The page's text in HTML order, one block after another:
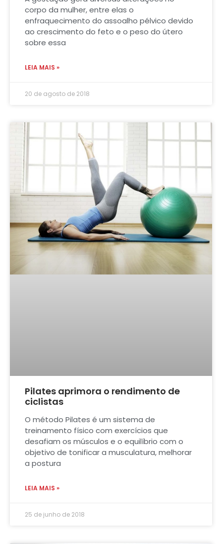
corpo da mulher, entre elas o
enfraquecimento do assoalho pélvico devido
ao crescimento do feto e o peso do útero
sobre essa
LEIA MAIS »
20 de agosto de 2018
Pilates aprimora o rendimento de
ciclistas
O método Pilates é um sistema de
treinamento físico com exercícios que
desafiam os músculos e o equilíbrio com o
objetivo de tonificar a musculatura, melhorar
a postura
LEIA MAIS »
25 de junho de 2018